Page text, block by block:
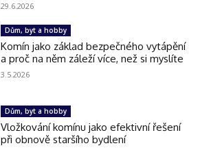
29.6.2026
Dům, byt a hobby
Komín jako základ bezpečného vytápění
a proč na něm záleží více, než si myslíte
3.5.2026
Dům, byt a hobby
Vložkování komínu jako efektivní řešení
při obnově staršího bydlení